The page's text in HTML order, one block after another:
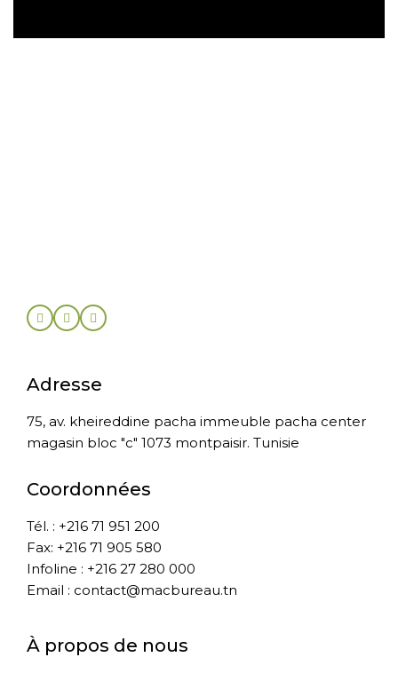
Adresse
75, av. kheireddine pacha immeuble pacha center
magasin bloc "c" 1073 montpaisir. Tunisie
Coordonnées
Tél. : +216 71 951 200
Fax: +216 71 905 580
Infoline : +216 27 280 000
Email : contact@macbureau.tn
À propos de nous